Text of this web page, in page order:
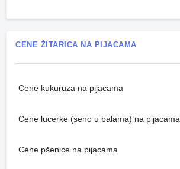
CENE ŽITARICA NA PIJACAMA
Cene kukuruza na pijacama
Cene lucerke (seno u balama) na pijacama
Cene pšenice na pijacama